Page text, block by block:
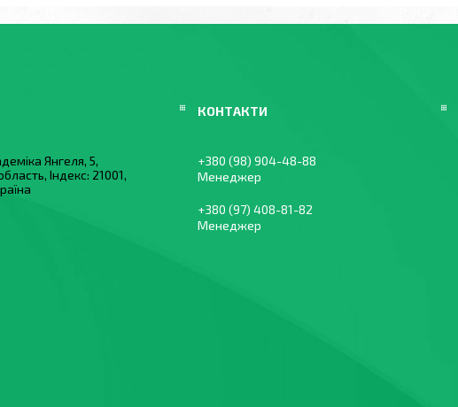
Янгеля, 5,
Індекс: 21001,
+380 (98) 904-48-88
Менеджер
+380 (97) 408-81-82
Менеджер